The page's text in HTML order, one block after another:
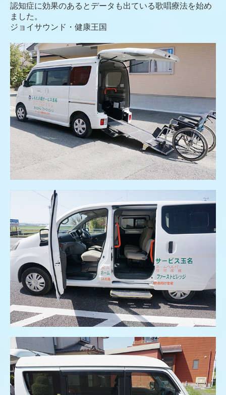
認知症に効果のあるとデータも出ている歌唱療法を始め
ました。
ジョイサウンド・健康王国